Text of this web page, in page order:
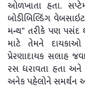
ઓળખાતા હતા.
બોડીબિલ્ડિંગ
મન્થ” તરીકે પણ પસંદ
માટે તેમને
પ્રેરણાદાયક સલાહ
રસ ધરાવતા હતા
અનેક પહેલોને સમર્થન